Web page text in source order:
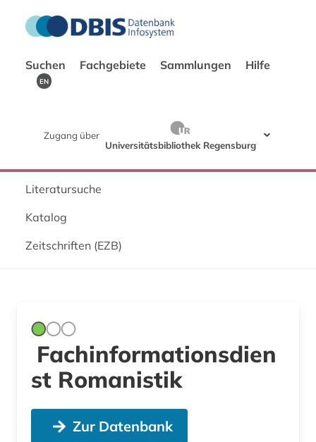
Suchen Fachgebiete Sammlungen Hilfe
EN
Zugang über
Universitätsbibliothek Regensburg
Literatursuche
Katalog
Zeitschriften (EZB)
Fachinformationsdien
st Romanistik
Zur Datenbank